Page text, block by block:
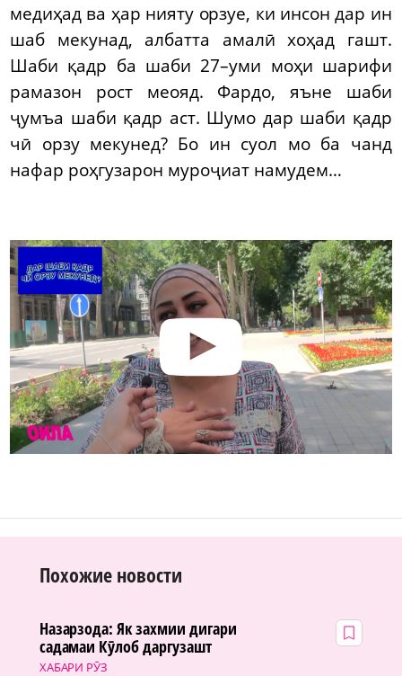
медиҳад ва ҳар нияту орзуе, ки инсон дар ин
шаб мекунад, албатта амалӣ хоҳад гашт.
Шаби қадр ба шаби 27–уми моҳи шарифи
рамазон рост меояд. Фардо, яъне шаби
ҷумъа шаби қадр аст. Шумо дар шаби қадр
чӣ орзу мекунед? Бо ин суол мо ба чанд
нафар роҳгузарон муроҷиат намудем…
Похожие новости
ХАБАРИ РӮЗ
Назарзода: Як захмии дигари
садамаи Кӯлоб даргузашт